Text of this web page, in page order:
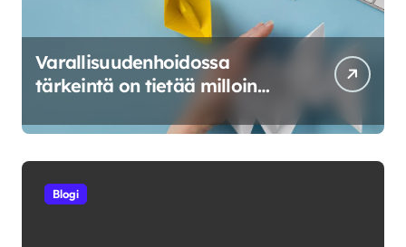
Varallisuudenhoidossa
tärkeintä on tietää milloin
riskeerata ja milloin luovuttaa
Blogi